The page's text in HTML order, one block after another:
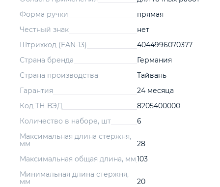
Форма ручки
прямая
Честный знак
нет
Штрихкод (EAN-13)
4044996070377
Страна бренда
Германия
Страна производства
Тайвань
Гарантия
24 месяца
Код ТН ВЭД
8205400000
Количество в наборе, шт
6
Максимальная длина стержня,
мм
28
Максимальная общая длина, мм103
Минимальная длина стержня,
мм
20